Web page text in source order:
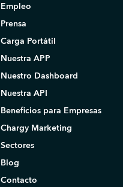
Empleo
Prensa
Carga Portátil
Nuestra APP
Nuestro Dashboard
Nuestra API
Beneficios para Empresas
Chargy Marketing
Sectores
Blog
Contacto